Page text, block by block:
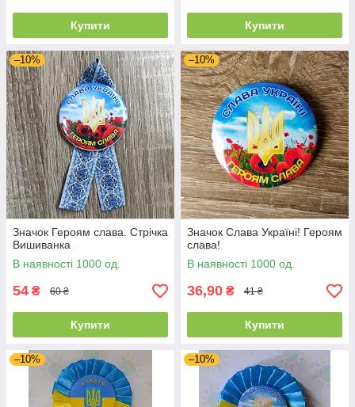
Купити Купити
–10%
Значок Героям слава. Стрічка
Вишиванка
В наявності 1000 од.
54 ₴ 60 ₴
Купити
–10%
Значок Слава Україні! Героям
слава!
В наявності 1000 од.
36,90 ₴ 41 ₴
Купити
–10% –10%